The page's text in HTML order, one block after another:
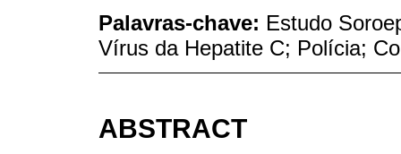
Palavras-chave: Estudo
Vírus da Hepatite C; Polícia;
ABSTRACT